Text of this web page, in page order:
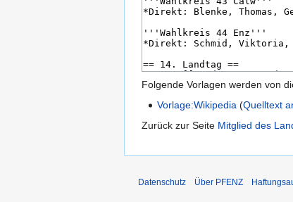
Folgende Vorlagen werden von
Vorlage:Wikipedia (Quelltext
Zurück zur Seite Mitglied des
Datenschutz Über PFENZ